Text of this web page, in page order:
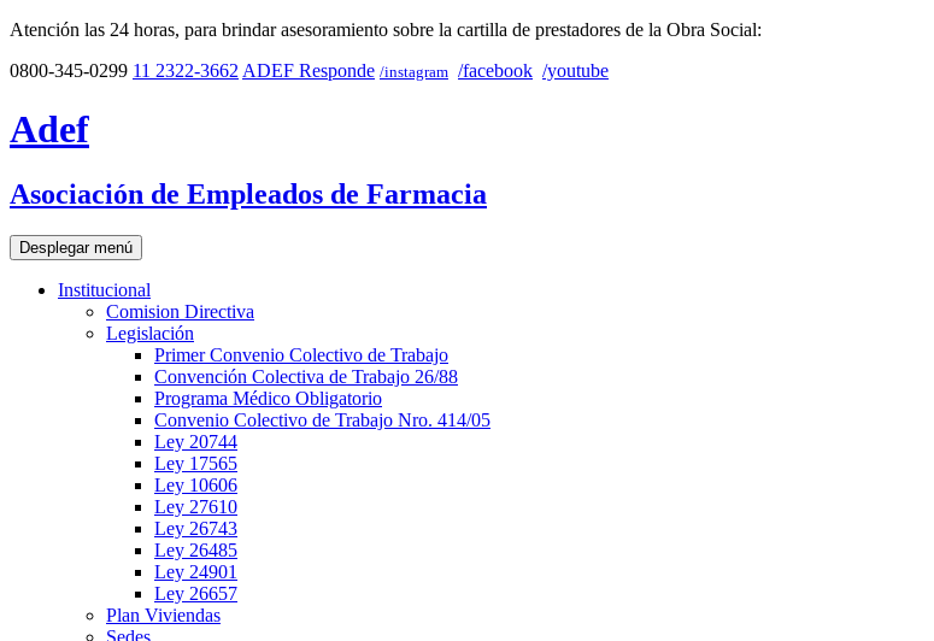
Atención las 24 horas, para brindar asesoramiento sobre la cartilla de prestadores de la Obra Social:
0800-345-0299 11 2322-3662 ADEF Responde /instagram /facebook /youtube
Adef
Asociación de Empleados de Farmacia
Desplegar menú
Institucional
Comision Directiva
Legislación
Primer Convenio Colectivo de Trabajo
Convención Colectiva de Trabajo 26/88
Programa Médico Obligatorio
Convenio Colectivo de Trabajo Nro. 414/05
Ley 20744
Ley 17565
Ley 10606
Ley 27610
Ley 26743
Ley 26485
Ley 24901
Ley 26657
Plan Viviendas
Sedes